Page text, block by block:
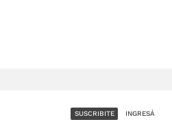
SUSCRIBITE INGRESÁ